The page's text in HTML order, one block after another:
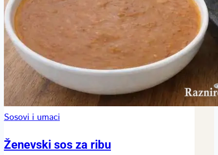
Sosovi i umaci
Ženevski sos za ribu